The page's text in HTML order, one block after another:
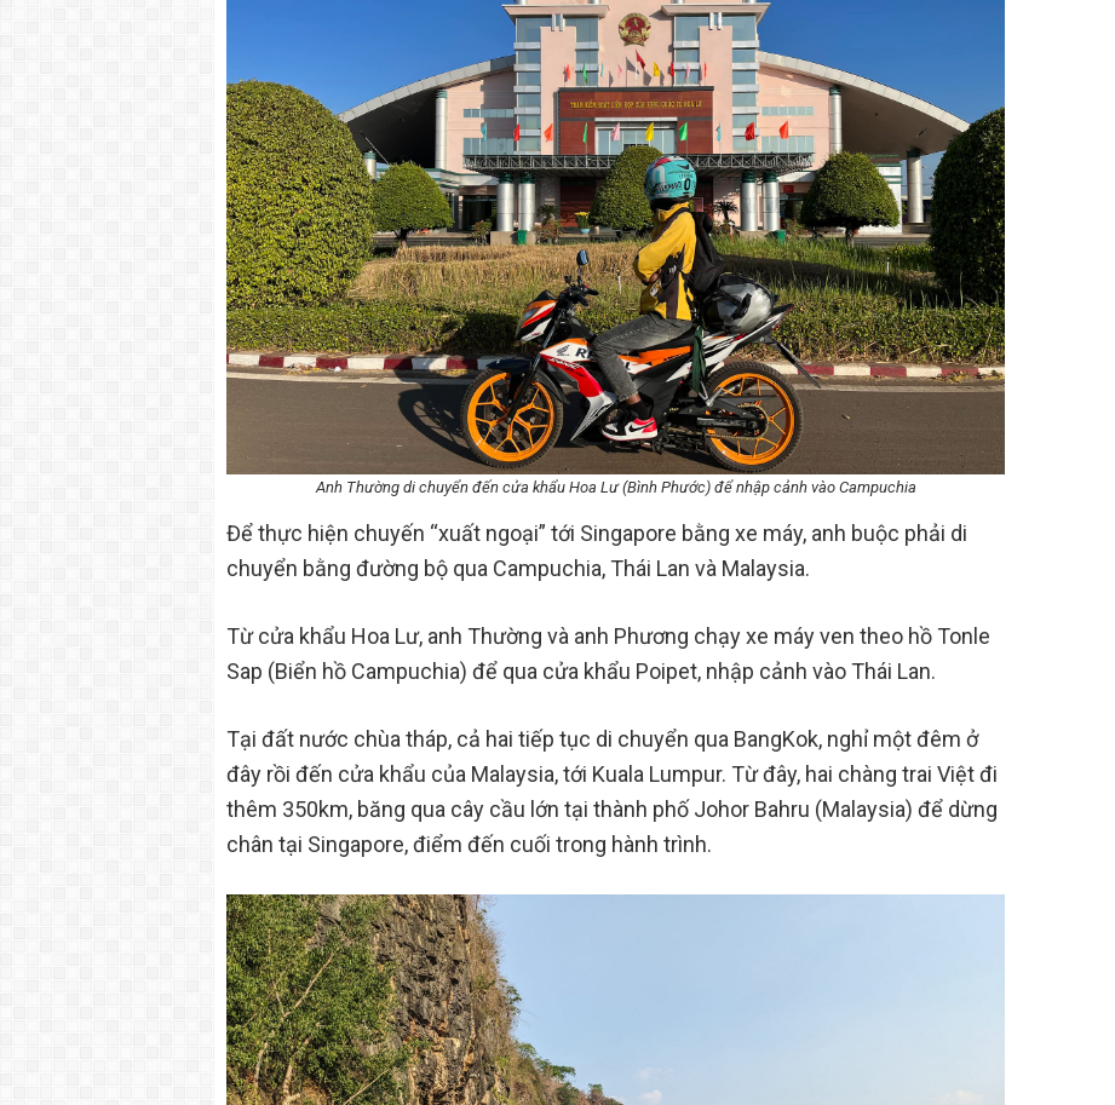
Anh Thường di chuyển đến cửa khẩu Hoa Lư (Bình Phước) để nhập cảnh vào Campuchia
Để thực hiện chuyến “xuất ngoại” tới Singapore bằng xe máy, anh buộc phải di
chuyển bằng đường bộ qua Campuchia, Thái Lan và Malaysia.
Từ cửa khẩu Hoa Lư, anh Thường và anh Phương chạy xe máy ven theo hồ Tonle
Sap (Biển hồ Campuchia) để qua cửa khẩu Poipet, nhập cảnh vào Thái Lan.
Tại đất nước chùa tháp, cả hai tiếp tục di chuyển qua BangKok, nghỉ một đêm ở
đây rồi đến cửa khẩu của Malaysia, tới Kuala Lumpur. Từ đây, hai chàng trai Việt đi
thêm 350km, băng qua cây cầu lớn tại thành phố Johor Bahru (Malaysia) để dừng
chân tại Singapore, điểm đến cuối trong hành trình.